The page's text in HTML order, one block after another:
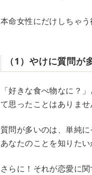
本命女性にだけしちゃ
（1）やけに質問が
「好きな食べ物なに？
て思ったことはありませ
質問が多いのは、単純
あなたのことを知りた
さらに！それが恋愛に